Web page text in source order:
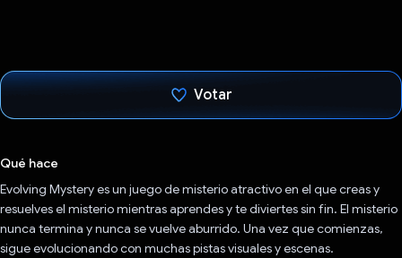
Votar
Qué hace
Evolving Mystery es un juego de misterio atractivo en el que creas y
resuelves el misterio mientras aprendes y te diviertes sin fin. El misterio
nunca termina y nunca se vuelve aburrido. Una vez que comienzas,
sigue evolucionando con muchas pistas visuales y escenas.